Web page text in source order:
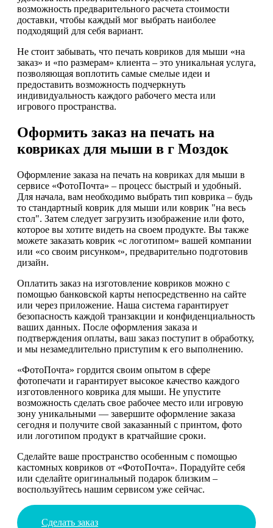
возможность предварительного расчета стоимости
доставки, чтобы каждый мог выбрать наиболее
подходящий для себя вариант.
Не стоит забывать, что печать ковриков для мыши «на
заказ» и «по размерам» клиента – это уникальная услуга,
позволяющая воплотить самые смелые идеи и
предоставить возможность подчеркнуть
индивидуальность каждого рабочего места или
игрового пространства.
Оформить заказ на печать на
ковриках для мыши в г Моздок
Оформление заказа на печать на ковриках для мыши в
сервисе «ФотоПочта» – процесс быстрый и удобный.
Для начала, вам необходимо выбрать тип коврика – будь
то стандартный коврик для мыши или коврик "на весь
стол". Затем следует загрузить изображение или фото,
которое вы хотите видеть на своем продукте. Вы также
можете заказать коврик «с логотипом» вашей компании
или «со своим рисунком», предварительно подготовив
дизайн.
Оплатить заказ на изготовление ковриков можно с
помощью банковской карты непосредственно на сайте
или через приложение. Наша система гарантирует
безопасность каждой транзакции и конфиденциальность
ваших данных. После оформления заказа и
подтверждения оплаты, ваш заказ поступит в обработку,
и мы незамедлительно приступим к его выполнению.
«ФотоПочта» гордится своим опытом в сфере
фотопечати и гарантирует высокое качество каждого
изготовленного коврика для мыши. Не упустите
возможность сделать свое рабочее место или игровую
зону уникальными — завершите оформление заказа
сегодня и получите свой заказанный с принтом, фото
или логотипом продукт в кратчайшие сроки.
Сделайте ваше пространство особенным с помощью
кастомных ковриков от «ФотоПочта». Порадуйте себя
или сделайте оригинальный подарок близким –
воспользуйтесь нашим сервисом уже сейчас.
Сделать заказ